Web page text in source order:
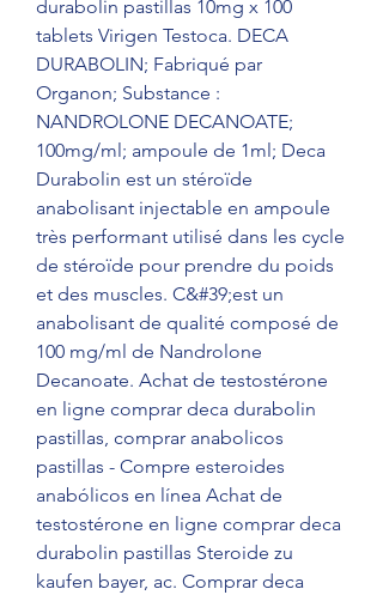
durabolin pastillas 10mg x 100
tablets Virigen Testoca. DECA
DURABOLIN; Fabriqué par
Organon; Substance :
NANDROLONE DECANOATE;
100mg/ml; ampoule de 1ml; Deca
Durabolin est un stéroïde
anabolisant injectable en ampoule
très performant utilisé dans les cycle
de stéroïde pour prendre du poids
et des muscles. C&#39;est un
anabolisant de qualité composé de
100 mg/ml de Nandrolone
Decanoate. Achat de testostérone
en ligne comprar deca durabolin
pastillas, comprar anabolicos
pastillas - Compre esteroides
anabólicos en línea Achat de
testostérone en ligne comprar deca
durabolin pastillas Steroide zu
kaufen bayer, ac. Comprar deca